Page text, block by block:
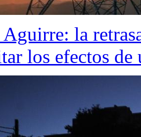
la
los efectos